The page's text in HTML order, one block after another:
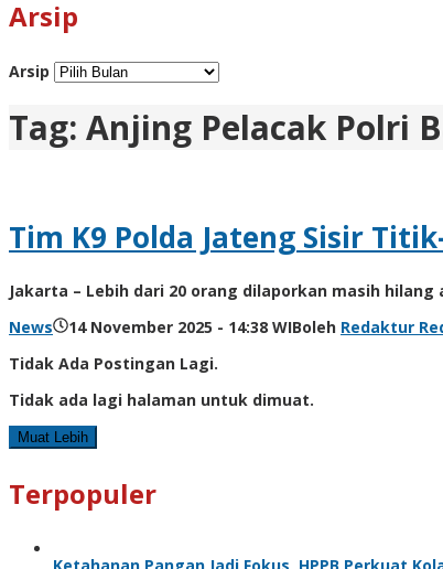
Arsip
Arsip
Tag: Anjing Pelacak Polri
Tim K9 Polda Jateng Sisir
Jakarta – Lebih dari 20 orang dilaporkan masih
News
14 November 2025 - 14:38 WIBoleh Redaktur
Tidak Ada Postingan Lagi.
Tidak ada lagi halaman untuk dimuat.
Muat Lebih
Terpopuler